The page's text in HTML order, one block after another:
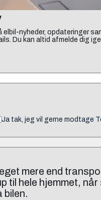
elbil-nyheder, opdateringer
Du kan altid afmelde dig
Ja tak, jeg vil gerne modtage
mere end
til hele hjemmet,
bilen.